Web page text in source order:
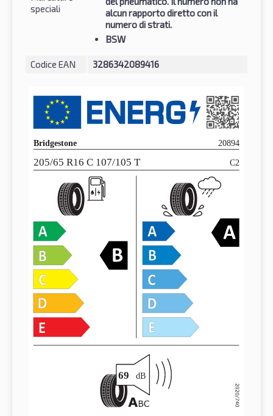
speciali
alcun rapporto diretto con il
numero di strati.
BSW
Codice EAN 3286342089416